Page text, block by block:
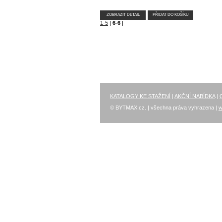
ZOBRAZIT DETAIL PŘIDAT DO KOŠÍKU
1-5 | 6-6 |
KATALOGY KE STAŽENÍ | AKČNÍ NABÍDKA|
© BYTMAX.cz. | všechna práva vyhrazena |